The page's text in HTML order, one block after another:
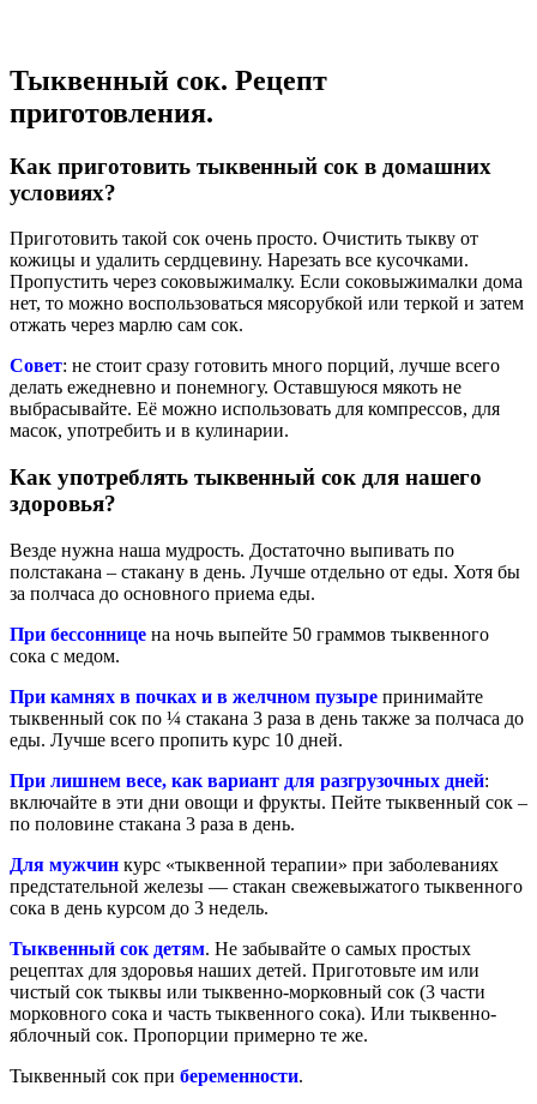
Тыквенный сок. Рецепт
приготовления.
Как приготовить тыквенный сок в домашних
условиях?
Приготовить такой сок очень просто. Очистить тыкву от
кожицы и удалить сердцевину. Нарезать все кусочками.
Пропустить через соковыжималку. Если соковыжималки дома
нет, то можно воспользоваться мясорубкой или теркой и затем
отжать через марлю сам сок.
Совет: не стоит сразу готовить много порций, лучше всего
делать ежедневно и понемногу. Оставшуюся мякоть не
выбрасывайте. Её можно использовать для компрессов, для
масок, употребить и в кулинарии.
Как употреблять тыквенный сок для нашего
здоровья?
Везде нужна наша мудрость. Достаточно выпивать по
полстакана – стакану в день. Лучше отдельно от еды. Хотя бы
за полчаса до основного приема еды.
При бессоннице на ночь выпейте 50 граммов тыквенного
сока с медом.
При камнях в почках и в желчном пузыре принимайте
тыквенный сок по ¼ стакана 3 раза в день также за полчаса до
еды. Лучше всего пропить курс 10 дней.
При лишнем весе, как вариант для разгрузочных дней:
включайте в эти дни овощи и фрукты. Пейте тыквенный сок –
по половине стакана 3 раза в день.
Для мужчин курс «тыквенной терапии» при заболеваниях
предстательной железы — стакан свежевыжатого тыквенного
сока в день курсом до 3 недель.
Тыквенный сок детям. Не забывайте о самых простых
рецептах для здоровья наших детей. Приготовьте им или
чистый сок тыквы или тыквенно-морковный сок (3 части
морковного сока и часть тыквенного сока). Или тыквенно-
яблочный сок. Пропорции примерно те же.
Тыквенный сок при беременности.